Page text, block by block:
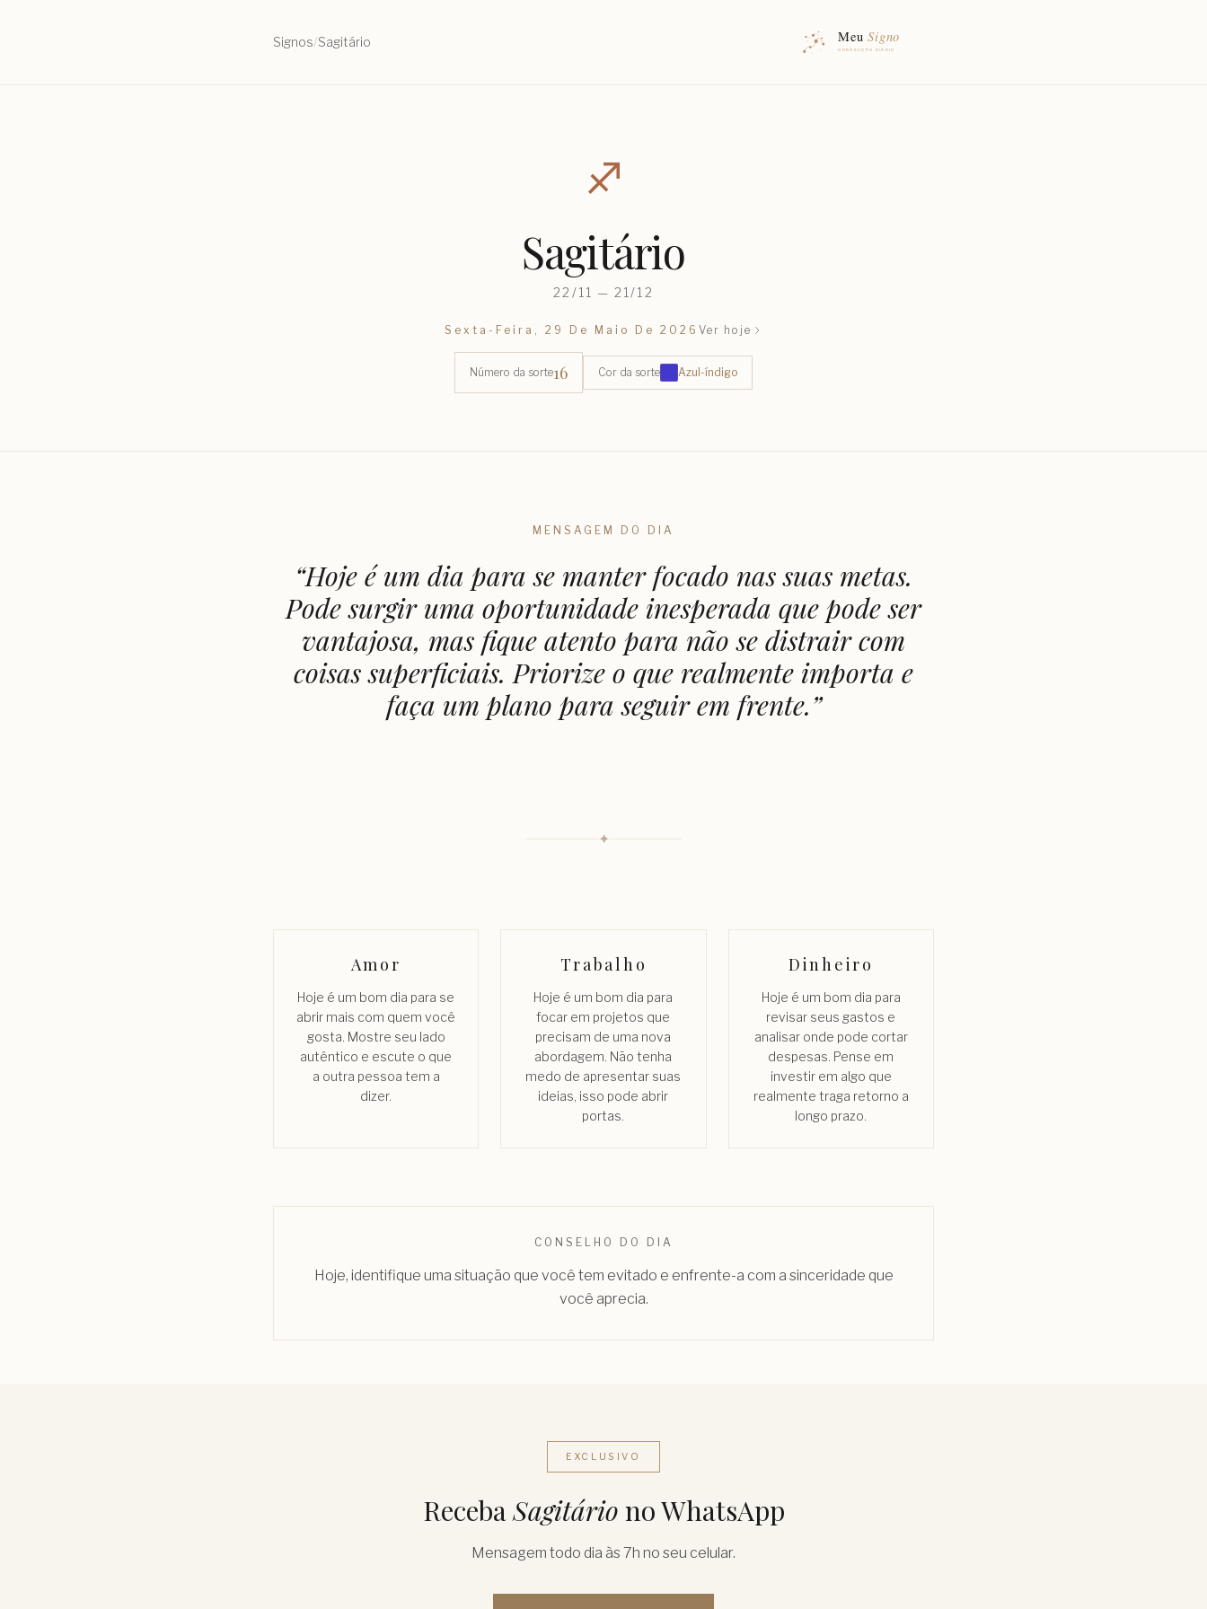
Signos/Sagitário
♐︎
Sagitário
22/11 — 21/12
Sexta-Feira, 29 De Maio De 2026Ver hoje
Número da sorte16 Cor da sorte Azul-índigo
MENSAGEM DO DIA
“Hoje é um dia para se manter focado nas suas metas.
Pode surgir uma oportunidade inesperada que pode ser
vantajosa, mas fique atento para não se distrair com
coisas superficiais. Priorize o que realmente importa e
faça um plano para seguir em frente.”
✦
Amor
Hoje é um bom dia para se
abrir mais com quem você
gosta. Mostre seu lado
autêntico e escute o que
a outra pessoa tem a
dizer.
Trabalho
Hoje é um bom dia para
focar em projetos que
precisam de uma nova
abordagem. Não tenha
medo de apresentar suas
ideias, isso pode abrir
portas.
Dinheiro
Hoje é um bom dia para
revisar seus gastos e
analisar onde pode cortar
despesas. Pense em
investir em algo que
realmente traga retorno a
longo prazo.
CONSELHO DO DIA
Hoje, identifique uma situação que você tem evitado e enfrente-a com a sinceridade que
você aprecia.
EXCLUSIVO
RecebaSagitário no WhatsApp
Mensagem todo dia às 7h no seu celular.